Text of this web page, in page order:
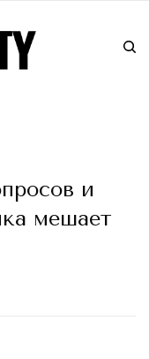
и
мешает